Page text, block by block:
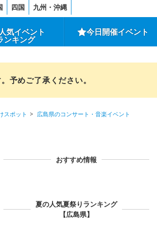
四国 九州・沖縄
気イベント
ンキング
今日開催イベント
予めご了承ください。
スポット
広島県のコンサート・音楽イベント
おすすめ情報
夏の人気夏祭りランキング
【広島県】